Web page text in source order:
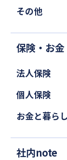
その他
保険・お金
法人保険
個人保険
お金と暮ら
社内note